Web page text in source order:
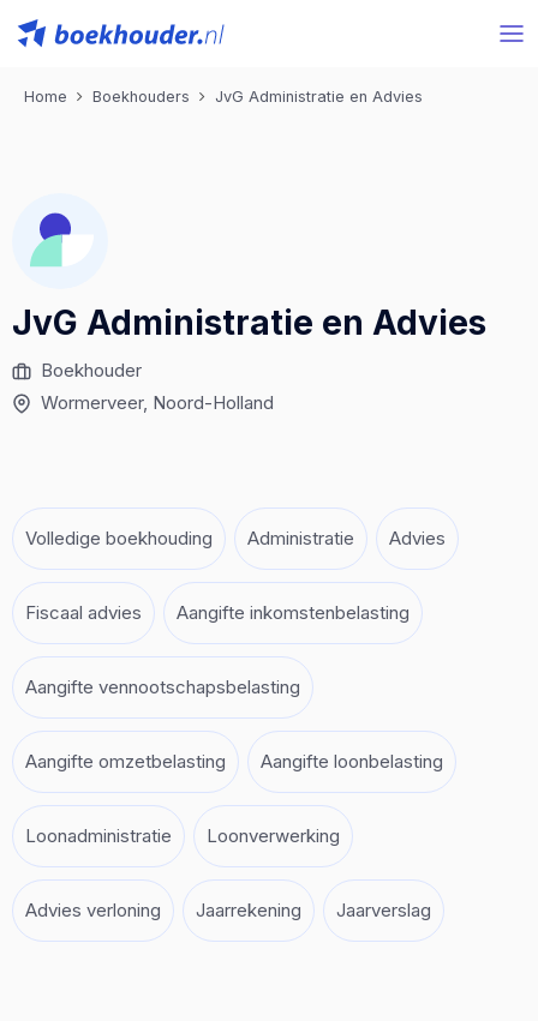
Home Boekhouders JvG Administratie en Advies
JvG Administratie en Advies
Boekhouder
Wormerveer, Noord-Holland
Volledige boekhouding Administratie Advies
Fiscaal advies Aangifte inkomstenbelasting
Aangifte vennootschapsbelasting
Aangifte omzetbelasting Aangifte loonbelasting
Loonadministratie Loonverwerking
Advies verloning Jaarrekening Jaarverslag